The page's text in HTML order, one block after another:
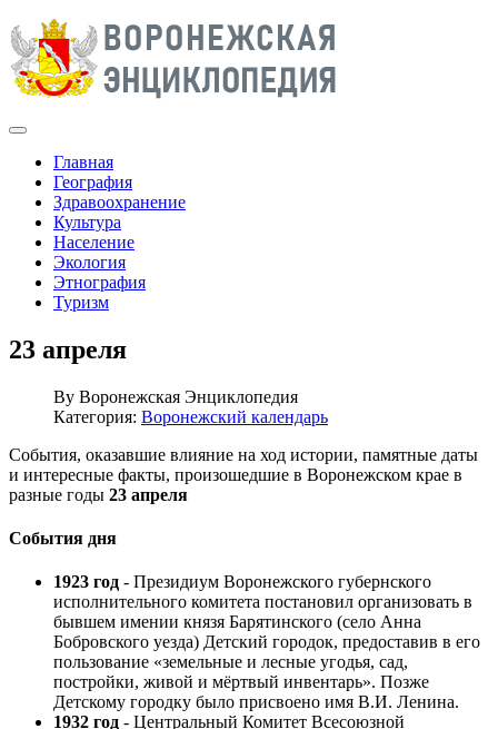
Главная
География
Здравоохранение
Культура
Население
Экология
Этнография
Туризм
23 апреля
By Воронежская Энциклопедия
Категория: Воронежский календарь
События, оказавшие влияние на ход истории, памятные даты
и интересные факты, произошедшие в Воронежском крае в
разные годы 23 апреля
События дня
1923 год - Президиум Воронежского губернского
исполнительного комитета постановил организовать в
бывшем имении князя Барятинского (село Анна
Бобровского уезда) Детский городок, предоставив в его
пользование «земельные и лесные угодья, сад,
постройки, живой и мёртвый инвентарь». Позже
Детскому городку было присвоено имя В.И. Ленина.
1932 год - Центральный Комитет Всесоюзной